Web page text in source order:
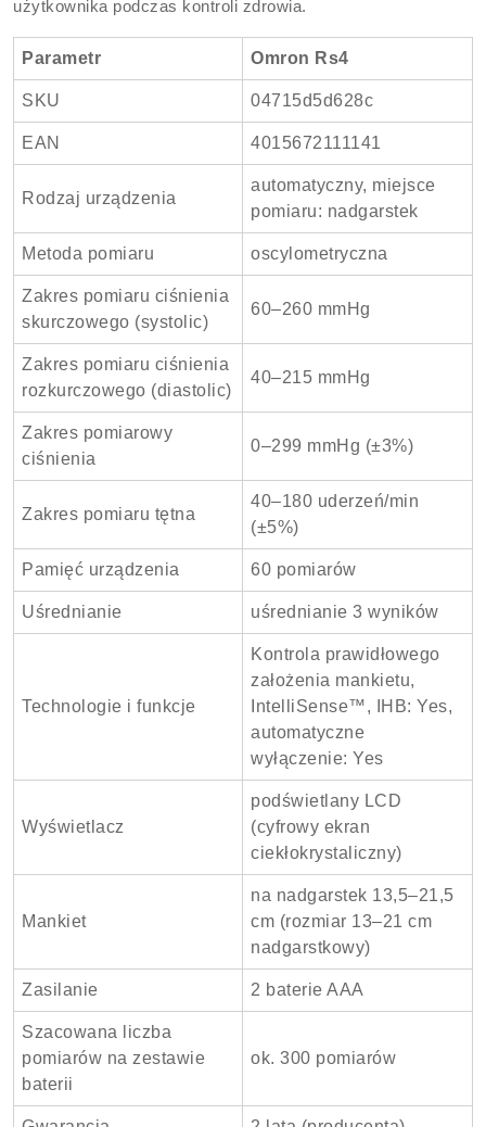
użytkownika podczas kontroli zdrowia.
Parametr Omron Rs4
SKU 04715d5d628c
EAN 4015672111141
Rodzaj urządzenia
automatyczny, miejsce
pomiaru: nadgarstek
Metoda pomiaru oscylometryczna
Zakres pomiaru ciśnienia
skurczowego (systolic)
60–260 mmHg
Zakres pomiaru ciśnienia
rozkurczowego (diastolic)
40–215 mmHg
Zakres pomiarowy
ciśnienia
0–299 mmHg (±3%)
Zakres pomiaru tętna
40–180 uderzeń/min
(±5%)
Pamięć urządzenia 60 pomiarów
Uśrednianie uśrednianie 3 wyników
Technologie i funkcje
Kontrola prawidłowego
założenia mankietu,
IntelliSense™, IHB: Yes,
automatyczne
wyłączenie: Yes
Wyświetlacz
podświetlany LCD
(cyfrowy ekran
ciekłokrystaliczny)
Mankiet
na nadgarstek 13,5–21,5
cm (rozmiar 13–21 cm
nadgarstkowy)
Zasilanie 2 baterie AAA
Szacowana liczba
pomiarów na zestawie
baterii
ok. 300 pomiarów